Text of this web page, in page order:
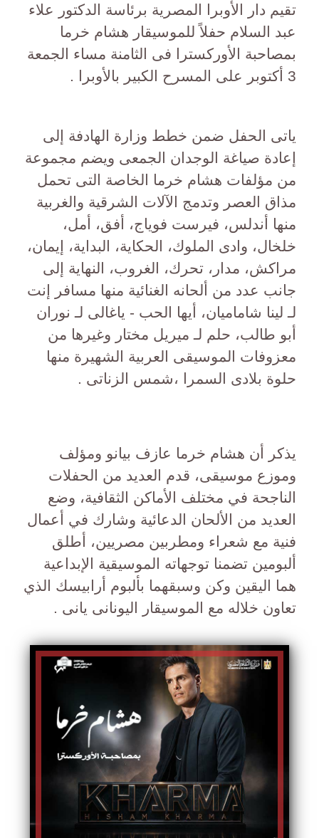
تقيم دار الأوبرا المصرية برئاسة الدكتور علاء
عبد السلام حفلاً للموسيقار هشام خرما
بمصاحبة الأوركسترا فى الثامنة مساء الجمعة
3 أكتوبر على المسرح الكبير بالأوبرا .
ياتى الحفل ضمن خطط وزارة الهادفة إلى
إعادة صياغة الوجدان الجمعى ويضم مجموعة
من مؤلفات هشام خرما الخاصة التى تحمل
مذاق العصر وتدمج الآلات الشرقية والغربية
منها أندلس، فيرست فوياج، أفق، أمل،
خلخال، وادى الملوك، الحكاية، البداية، إيمان،
مراكش، مدار، تحرك، الغروب، النهاية إلى
جانب عدد من ألحانه الغنائية منها مسافر إنت
لـ لينا شاماميان، أيها الحب - ياغالى لـ نوران
أبو طالب، حلم لـ ميريل مختار وغيرها من
معزوفات الموسيقى العربية الشهيرة منها
حلوة بلادى السمرا ،شمس الزناتى .
يذكر أن هشام خرما عازف بيانو ومؤلف
وموزع موسيقى، قدم العديد من الحفلات
الناجحة في مختلف الأماكن الثقافية، وضع
العديد من الألحان الدعائية وشارك في أعمال
فنية مع شعراء ومطربين مصريين، أطلق
ألبومين تضمنا توجهاته الموسيقية الإبداعية
هما اليقين وكن وسبقهما بألبوم أرابيسك الذي
تعاون خلاله مع الموسيقار اليونانى يانى .